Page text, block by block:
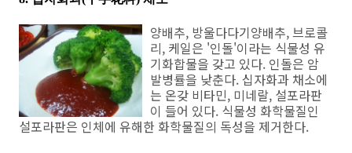
양배추, 방울다다기양배추, 브로콜
리, 케일은 '인돌'이라는 식물성 유
기화합물을 갖고 있다. 인돌은 암
발병률을 낮춘다. 십자화과 채소에
는 온갖 비타민, 미네랄, 설포라판
이 들어 있다. 식물성 화학물질인
설포라판은 인체에 유해한 화학물질의 독성을 제거한다.